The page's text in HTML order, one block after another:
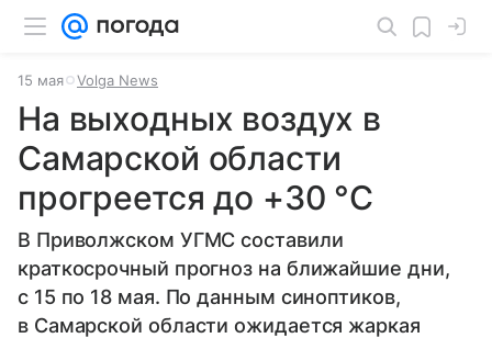
15 мая Volga News
На выходных воздух в
Самарской области
прогреется до +30 °C
В Приволжском УГМС составили
краткосрочный прогноз на ближайшие дни,
с 15 по 18 мая. По данным синоптиков,
в Самарской области ожидается жаркая